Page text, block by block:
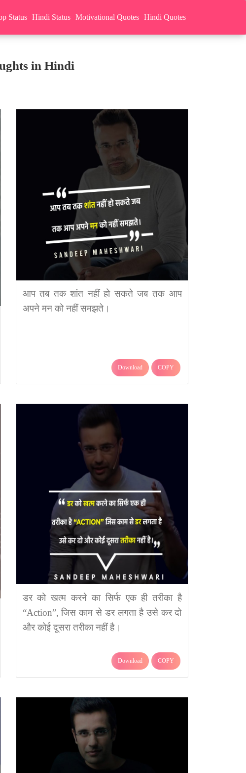
Status Hindi Status Motivational Quotes Hindi Quotes
in Hindi
आप तब तक शांत नहीं हो सकते जब तक आप
अपने मन को नहीं समझते।
Download COPY
डर को खत्म करने का सिर्फ एक ही तरीका है
“Action”, जिस काम से डर लगता है उसे कर दो
और कोई दूसरा तरीका नहीं है।
Download COPY